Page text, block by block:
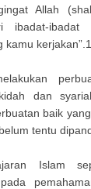
Allah
ibadat-
kamu
dan
baik
tentu
Islam